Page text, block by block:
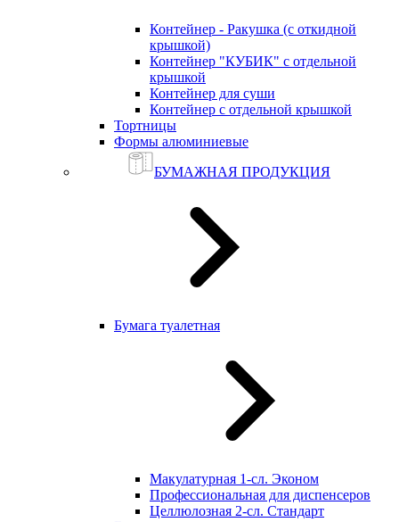
Контейнер - Ракушка (с откидной
крышкой)
Контейнер "КУБИК" с отдельной
крышкой
Контейнер для суши
Контейнер с отдельной крышкой
Тортницы
Формы алюминиевые
БУМАЖНАЯ ПРОДУКЦИЯ
Бумага туалетная
Макулатурная 1-сл. Эконом
Профессиональная для диспенсеров
Целлюлозная 2-сл. Стандарт